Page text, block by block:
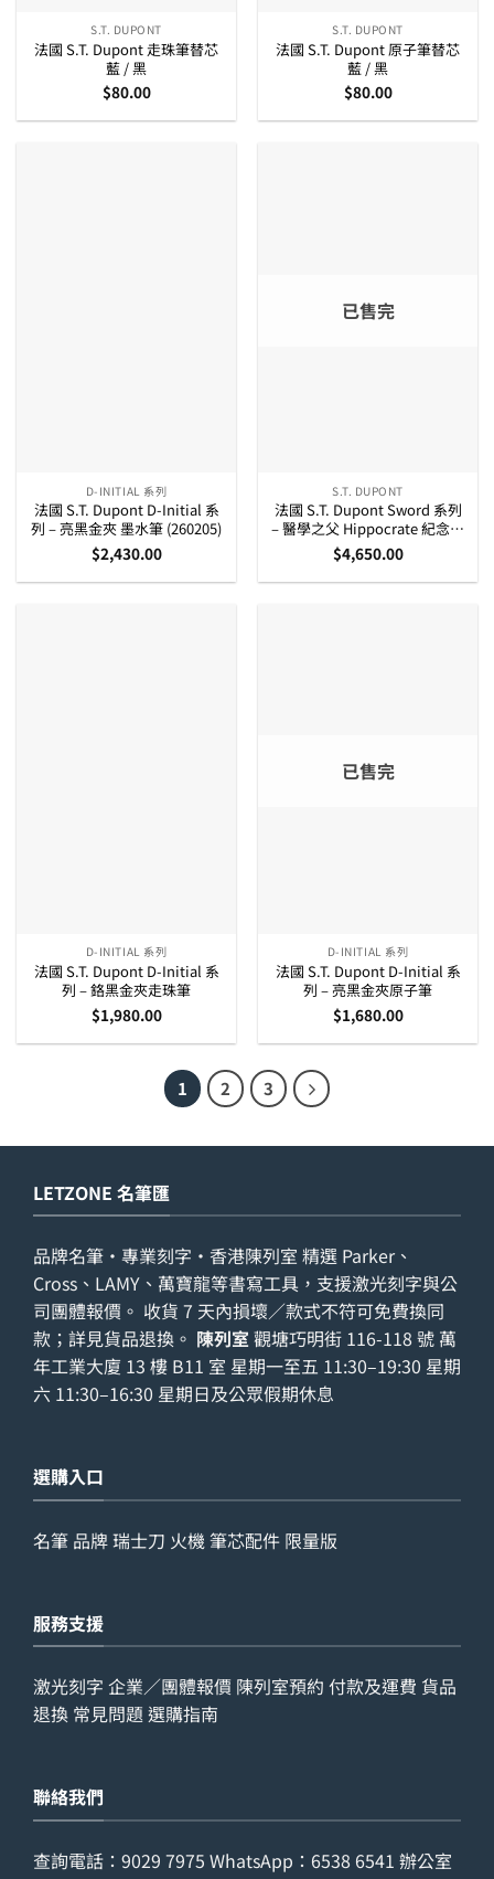
S.T. DUPONT
法國 S.T. Dupont 走珠筆替芯
藍 / 黑
$80.00
S.T. DUPONT
法國 S.T. Dupont 原子筆替芯
藍 / 黑
$80.00
D-INITIAL 系列
法國 S.T. Dupont D-Initial 系
列 – 亮黑金夾 墨水筆 (260205)
$2,430.00
已售完
S.T. DUPONT
法國 S.T. Dupont Sword 系列
– 醫學之父 Hippocrate 紀念走
珠筆 (292105)
$4,650.00
D-INITIAL 系列
法國 S.T. Dupont D-Initial 系
列 – 鉻黑金夾走珠筆
$1,980.00
已售完
D-INITIAL 系列
法國 S.T. Dupont D-Initial 系
列 – 亮黑金夾原子筆
$1,680.00
1 2 3
LETZONE 名筆匯
品牌名筆・專業刻字・香港陳列室 精選 Parker、
Cross、LAMY、萬寶龍等書寫工具，支援激光刻字與公
司團體報價。 收貨 7 天內損壞／款式不符可免費換同
款；詳見貨品退換 。 陳列室 觀塘巧明街 116-118 號 萬
年工業大廈 13 樓 B11 室 星期一至五 11:30–19:30 星期
六 11:30–16:30 星期日及公眾假期休息
選購入口
名筆 品牌瑞士刀 火機筆芯配件 限量版
服務支援
激光刻字 企業／團體報價 陳列室預約 付款及運費 貨品
退換 常見問題 選購指南
聯絡我們
查詢電話： 9029 7975 WhatsApp： 6538 6541 辦公室